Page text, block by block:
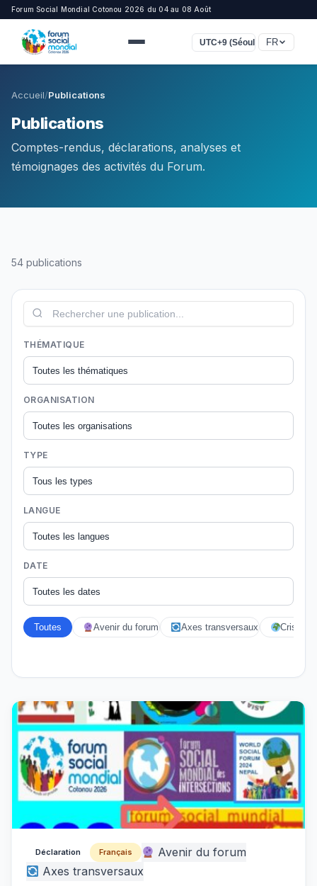
Forum Social Mondial Cotonou 2026 du 04 au 08 Août
UTC+9 (Séoul, Tokyo)
FR
Accueil/Publications
Publications
Comptes-rendus, déclarations, analyses et
témoignages des activités du Forum.
54 publications
THÉMATIQUE
ORGANISATION
TYPE
LANGUE
DATE
Toutes Avenir du forum Axes transversaux Crises
Déclaration Français
Avenir du forum
Axes transversaux